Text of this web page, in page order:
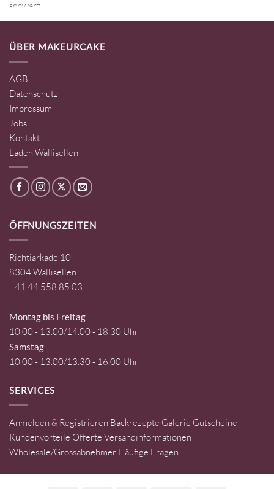
ÜBER MAKEURCAKE
AGB
Datenschutz
Impressum
Jobs
Kontakt
Laden Wallisellen
ÖFFNUNGSZEITEN
Richtiarkade 10
8304 Wallisellen
+41 44 558 85 03
Montag bis Freitag
10.00 - 13.00/14.00 - 18.30 Uhr
Samstag
10.00 - 13.00/13.30 - 16.00 Uhr
SERVICES
Anmelden & Registrieren Backrezepte Galerie Gutscheine
Kundenvorteile Offerte Versandinformationen
Wholesale/Grossabnehmer Häufige Fragen